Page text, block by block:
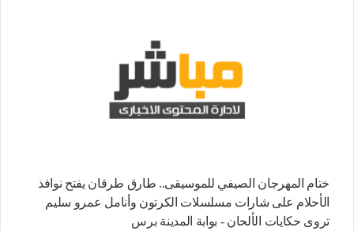
ختام المهرجان الصيفي للموسيقى.. طارق طرقان يفتح نوافذ
الأحلام على شارات مسلسلات الكرتون وأنامل عمرو سليم
تروى حكايات الألحان - بوابة المدينة برس